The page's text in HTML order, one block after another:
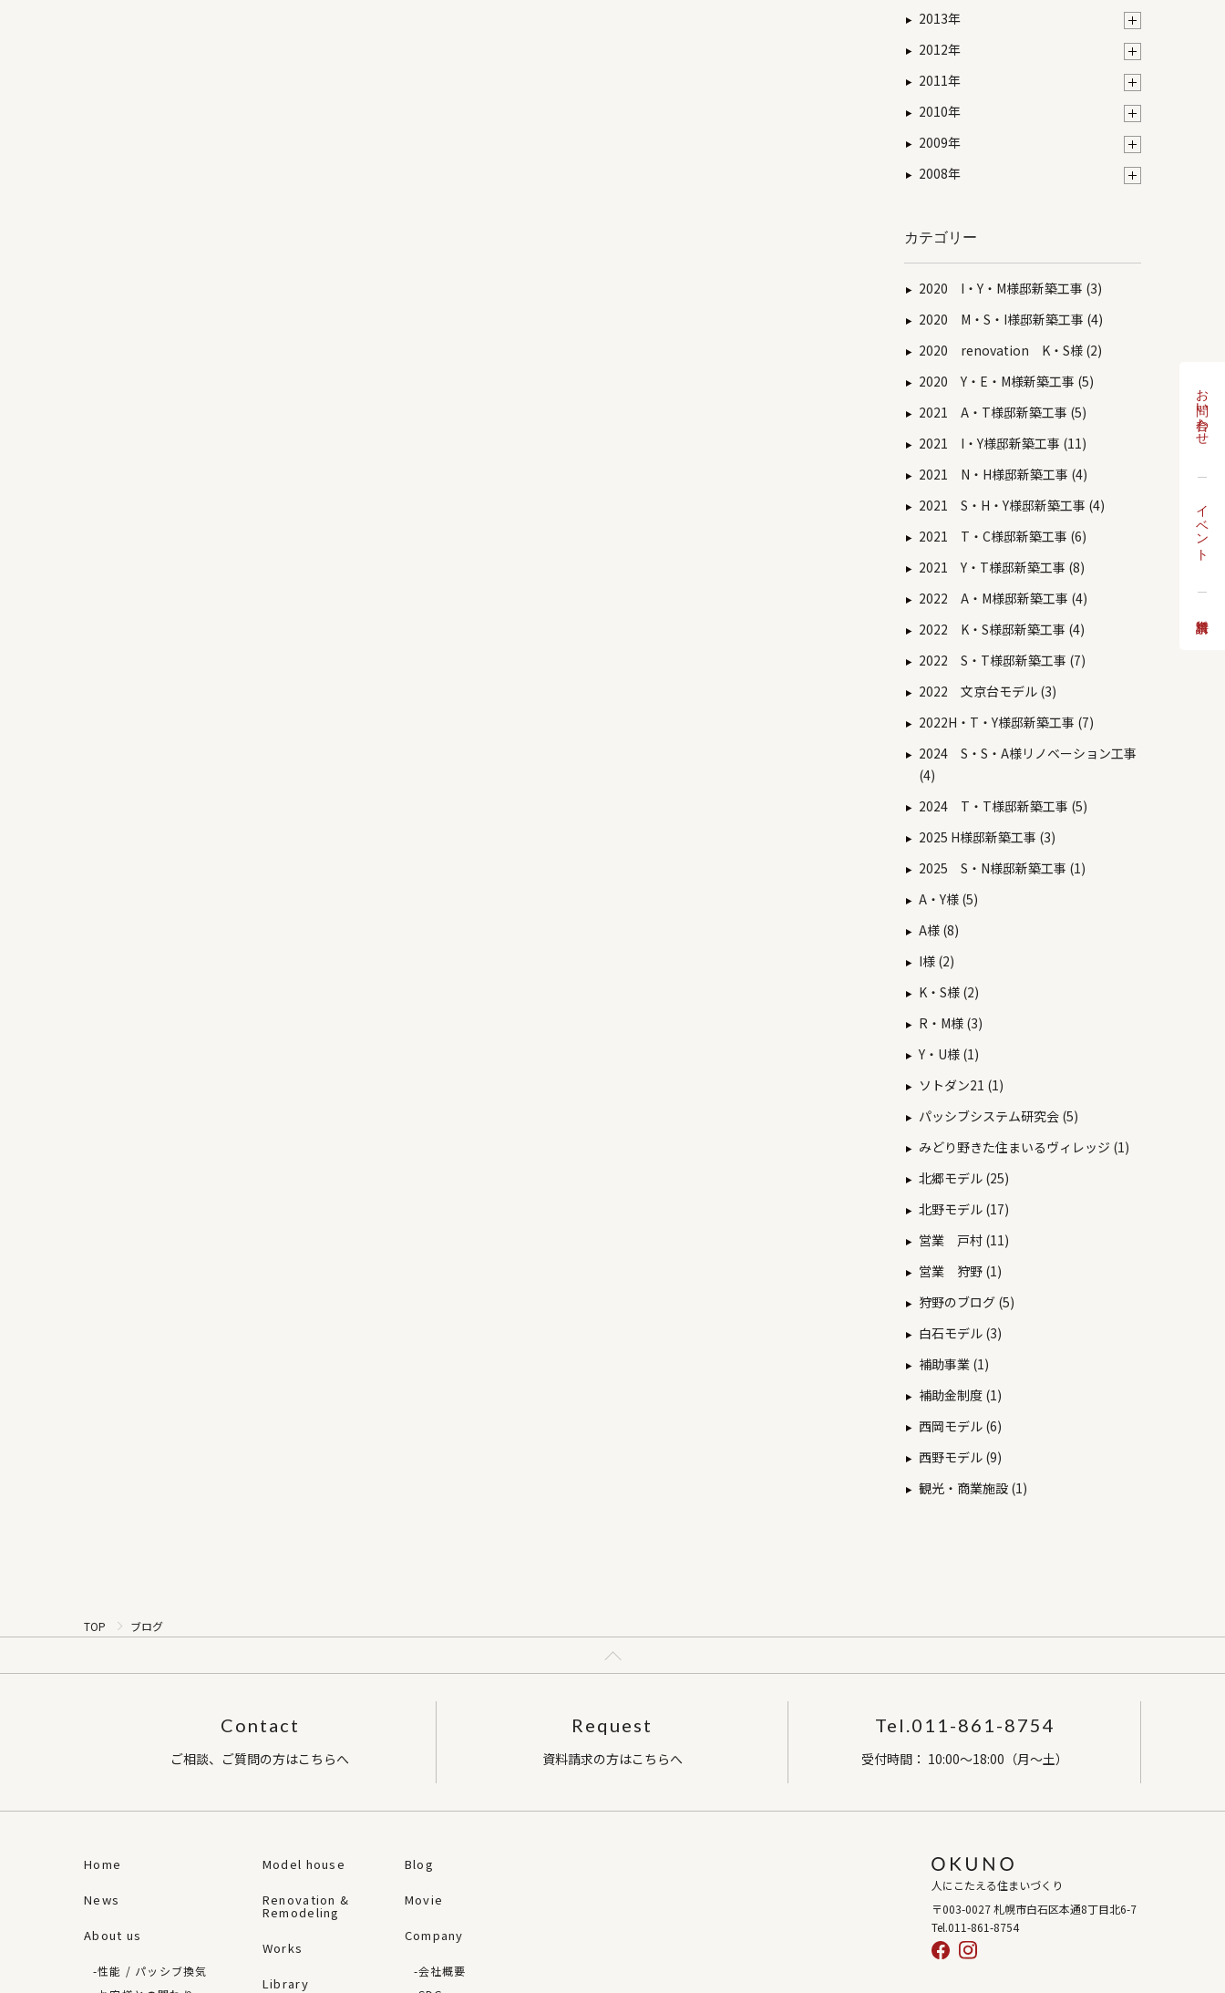
2013年
2012年
2011年
2010年
2009年
2008年
カテゴリー
2020 I・Y・M様邸新築工事 (3)
2020 M・S・I様邸新築工事 (4)
2020 renovation K・S様 (2)
2020 Y・E・M様新築工事 (5)
2021 A・T様邸新築工事 (5)
2021 I・Y様邸新築工事 (11)
2021 N・H様邸新築工事 (4)
2021 S・H・Y様邸新築工事 (4)
2021 T・C様邸新築工事 (6)
2021 Y・T様邸新築工事 (8)
2022 A・M様邸新築工事 (4)
2022 K・S様邸新築工事 (4)
2022 S・T様邸新築工事 (7)
2022 文京台モデル (3)
2022H・T・Y様邸新築工事 (7)
2024 S・S・A様リノベーション工事
(4)
2024 T・T様邸新築工事 (5)
2025 H様邸新築工事 (3)
2025 S・N様邸新築工事 (1)
A・Y様 (5)
A様 (8)
I様 (2)
K・S様 (2)
R・M様 (3)
Y・U様 (1)
ソトダン21 (1)
パッシブシステム研究会 (5)
みどり野きた住まいるヴィレッジ (1)
北郷モデル (25)
北野モデル (17)
営業 戸村 (11)
営業 狩野 (1)
狩野のブログ (5)
白石モデル (3)
補助事業 (1)
補助金制度 (1)
西岡モデル (6)
西野モデル (9)
観光・商業施設 (1)
TOP ブログ
Contact
ご相談、ご質問の方はこちらへ
Request
資料請求の方はこちらへ
Tel.011-861-8754
受付時間： 10:00～18:00（月～土）
人にこたえる住まいづくり
〒003-0027 札幌市白石区本通8丁目北6-7
Tel.011-861-8754
Home
News
About us
性能 / パッシブ換気
Model house
Renovation &
Remodeling
Works
Library
Blog
Movie
Company
会社概要
お問い合わせ
イベント